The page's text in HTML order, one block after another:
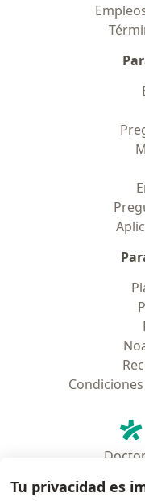
Municipio:
Tu privacidad es